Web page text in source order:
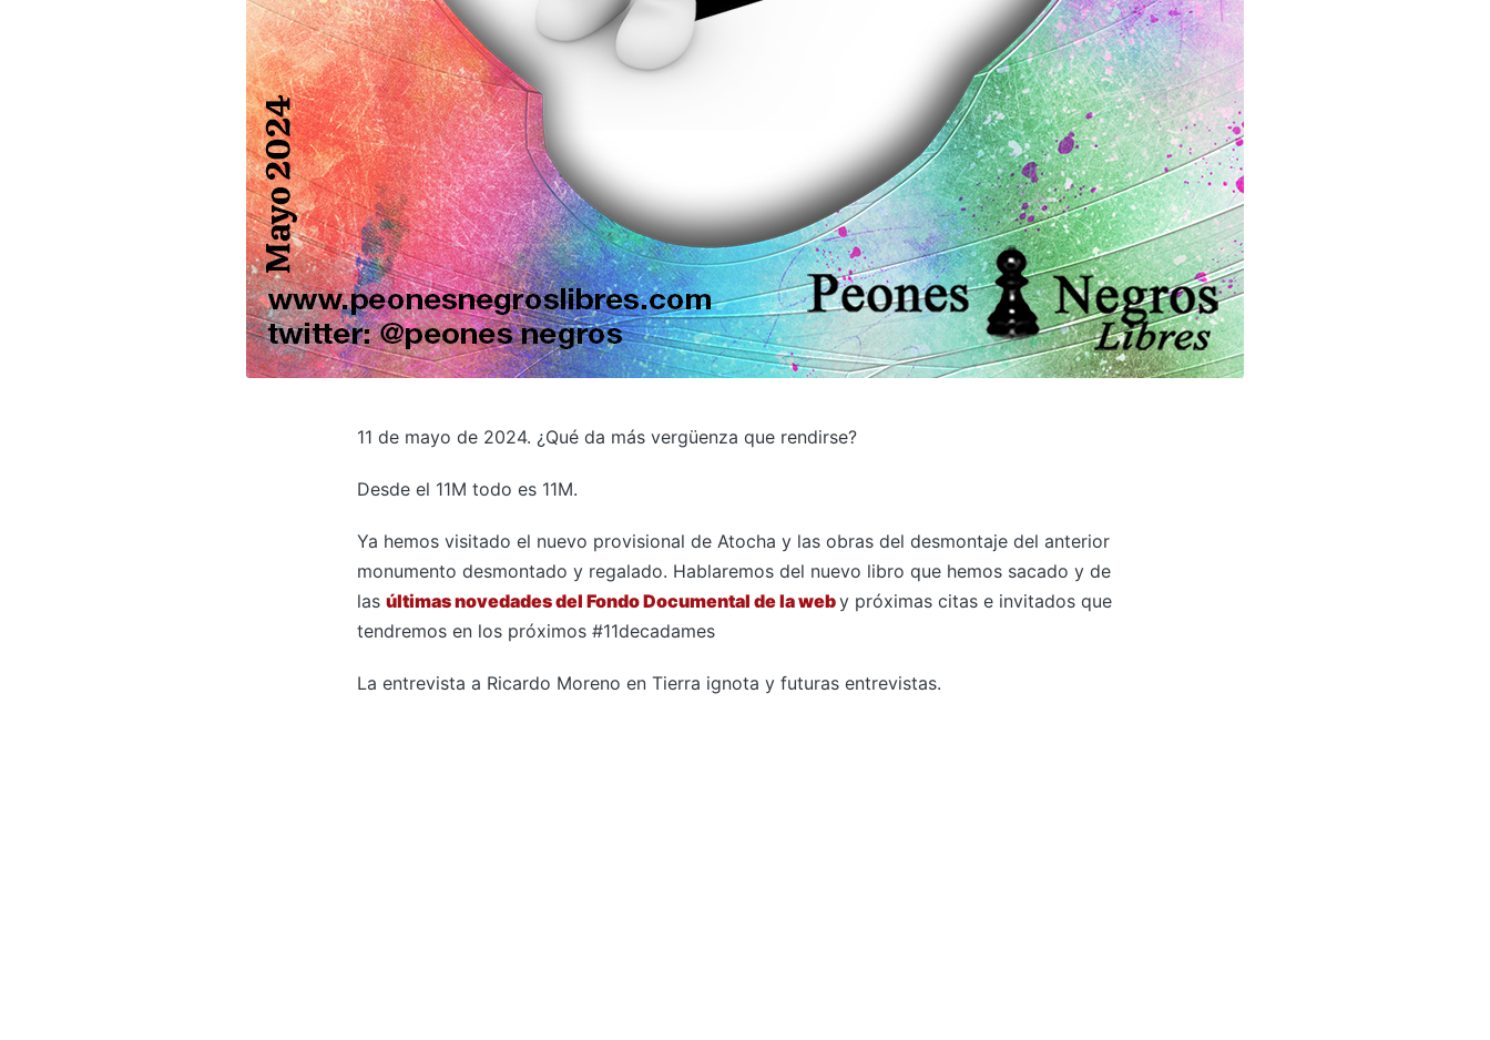
11 de mayo de 2024. ¿Qué da más vergüenza que rendirse?
Desde el 11M todo es 11M.
Ya hemos visitado el nuevo provisional de Atocha y las obras del desmontaje del anterior
monumento desmontado y regalado. Hablaremos del nuevo libro que hemos sacado y de
las últimas novedades del Fondo Documental de la weby próximas citas e invitados que
tendremos en los próximos #11decadames
La entrevista a Ricardo Moreno en Tierra ignota y futuras entrevistas.